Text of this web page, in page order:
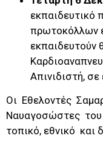
εκπαιδευτικό
πρωτοκόλλων
εκπαιδευτούν
Aπινιδιστή,
Οι Εθελοντές
Ναυαγοσώστες του
τοπικό, εθνικό